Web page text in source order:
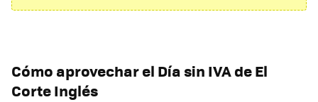
Cómo aprovechar el Día sin IVA de El
Corte Inglés